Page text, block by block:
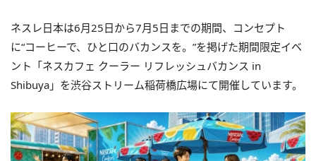
ネスレ日本は6月25日から7月5日までの期間、コンセプト
に“コーヒーで、ひと口のバカンスを。”を掲げた期間限定イベ
ント「ネスカフェ クーラー リフレッシュバカンス in
Shibuya」を渋谷ストリーム稲荷橋広場にて開催しています。